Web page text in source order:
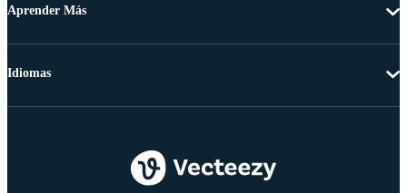
Aprender Más
Idiomas